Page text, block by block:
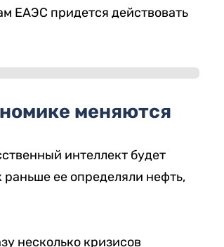
ЕАЭС придется действовать
меняются
интеллект будет
раньше ее определяли нефть,
несколько кризисов